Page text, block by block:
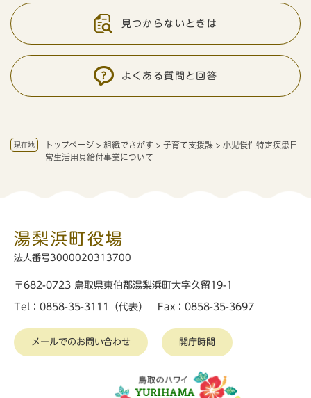
現在地 トップページ > 組織でさがす > 子育て支援課 > 小児慢性特定疾患日
常生活用具給付事業について
見つからないときは
よくある質問と回答
湯梨浜町役場
法人番号3000020313700
〒682-0723 鳥取県東伯郡湯梨浜町大字久留19-1
Tel：0858-35-3111（代表） Fax：0858-35-3697
メールでのお問い合わせ 開庁時間